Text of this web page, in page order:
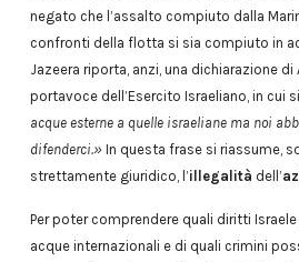
negato che l’assalto compiuto dalla
confronti della flotta si sia compiuto in
Jazeera riporta, anzi, una dichiarazione di
portavoce dell’Esercito Israeliano, in cui
acque esterne a quelle israeliane ma noi
difenderci.»In questa frase si riassume,
strettamente giuridico, l’illegalità dell’
Per poter comprendere quali diritti
acque internazionali e di quali crimini